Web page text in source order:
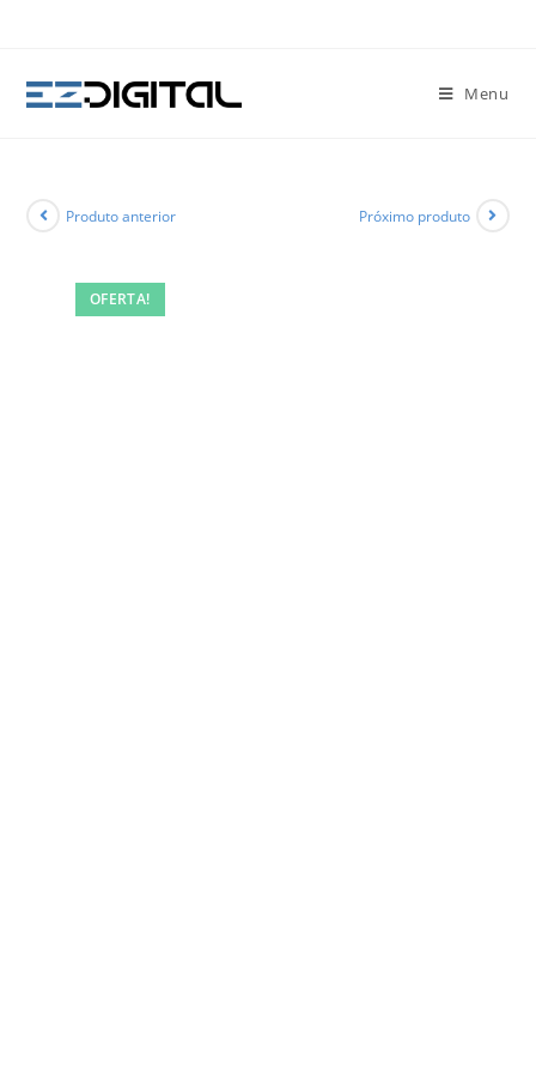
Menu
OFERTA!
Produto anterior Próximo produto